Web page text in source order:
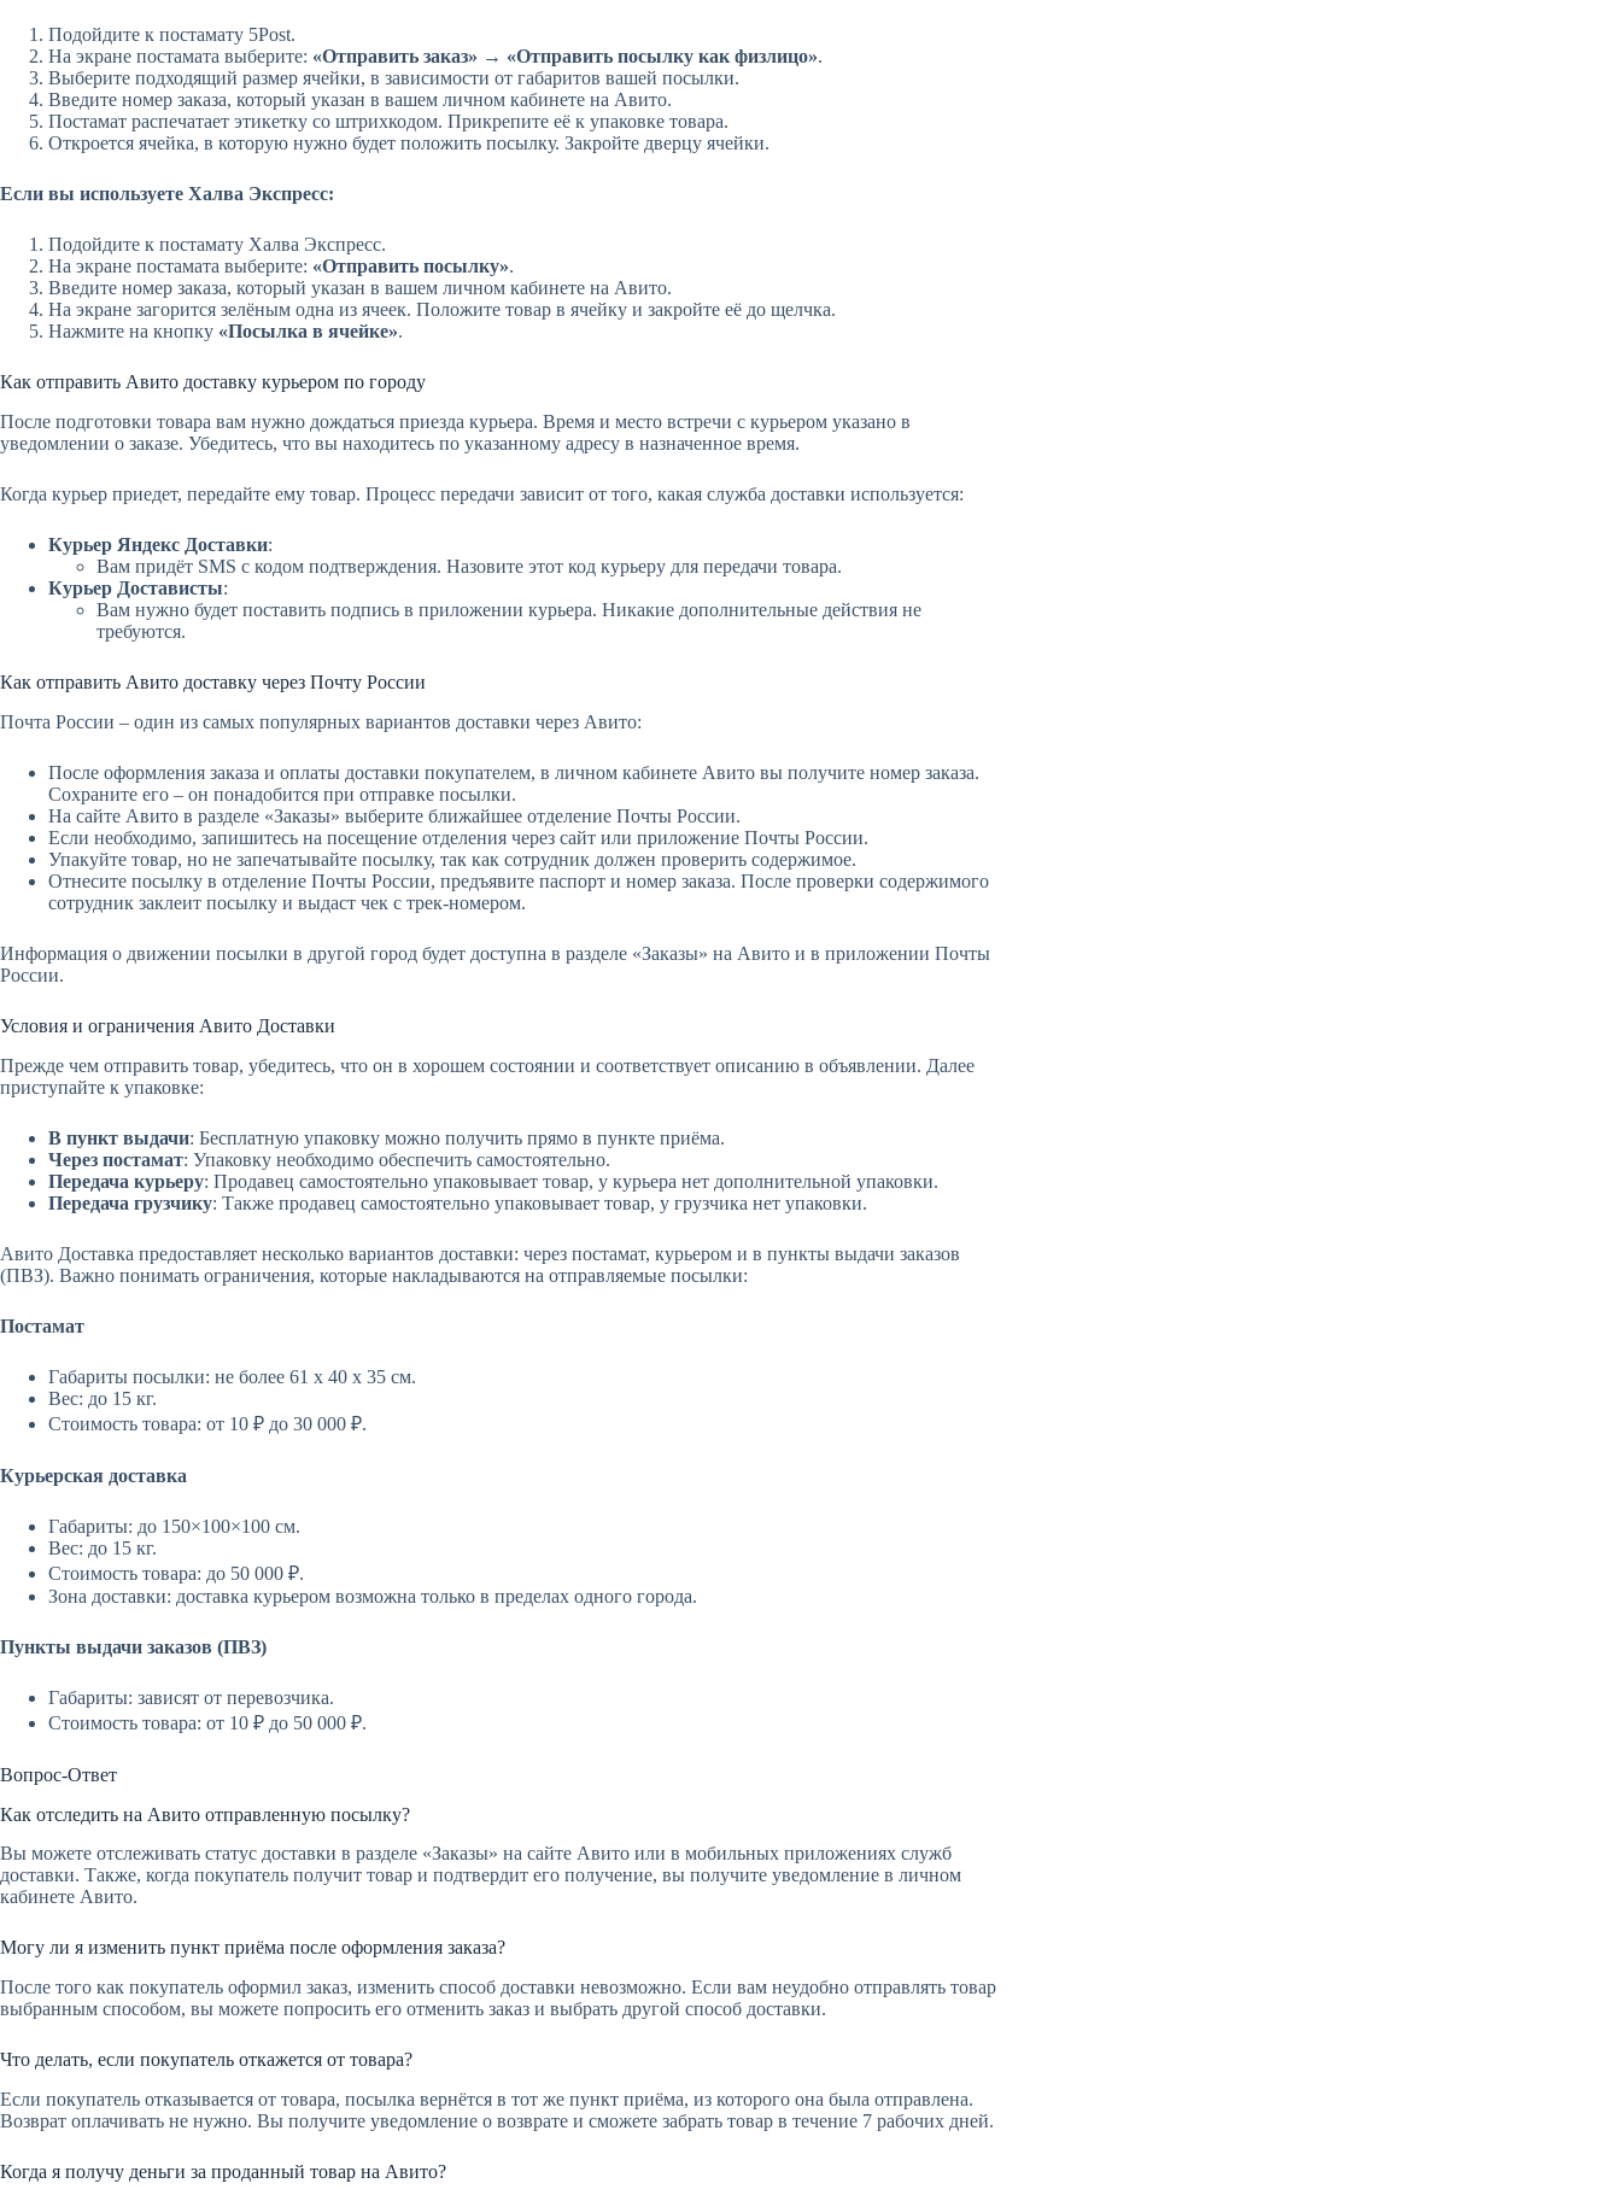
Подойдите к постамату 5Post.
На экране постамата выберите: «Отправить заказ» → «Отправить посылку как физлицо».
Выберите подходящий размер ячейки, в зависимости от габаритов вашей посылки.
Введите номер заказа, который указан в вашем личном кабинете на Авито.
Постамат распечатает этикетку со штрихкодом. Прикрепите её к упаковке товара.
Откроется ячейка, в которую нужно будет положить посылку. Закройте дверцу ячейки.
Если вы используете Халва Экспресс:
Подойдите к постамату Халва Экспресс.
На экране постамата выберите: «Отправить посылку».
Введите номер заказа, который указан в вашем личном кабинете на Авито.
На экране загорится зелёным одна из ячеек. Положите товар в ячейку и закройте её до щелчка.
Нажмите на кнопку «Посылка в ячейке».
Как отправить Авито доставку курьером по городу
После подготовки товара вам нужно дождаться приезда курьера. Время и место встречи с курьером указано в
уведомлении о заказе. Убедитесь, что вы находитесь по указанному адресу в назначенное время.
Когда курьер приедет, передайте ему товар. Процесс передачи зависит от того, какая служба доставки используется:
Курьер Яндекс Доставки:
Вам придёт SMS с кодом подтверждения. Назовите этот код курьеру для передачи товара.
Курьер Достависты:
Вам нужно будет поставить подпись в приложении курьера. Никакие дополнительные действия не
требуются.
Как отправить Авито доставку через Почту России
Почта России – один из самых популярных вариантов доставки через Авито:
После оформления заказа и оплаты доставки покупателем, в личном кабинете Авито вы получите номер заказа.
Сохраните его – он понадобится при отправке посылки.
На сайте Авито в разделе «Заказы» выберите ближайшее отделение Почты России.
Если необходимо, запишитесь на посещение отделения через сайт или приложение Почты России.
Упакуйте товар, но не запечатывайте посылку, так как сотрудник должен проверить содержимое.
Отнесите посылку в отделение Почты России, предъявите паспорт и номер заказа. После проверки содержимого
сотрудник заклеит посылку и выдаст чек с трек-номером.
Информация о движении посылки в другой город будет доступна в разделе «Заказы» на Авито и в приложении Почты
России.
Условия и ограничения Авито Доставки
Прежде чем отправить товар, убедитесь, что он в хорошем состоянии и соответствует описанию в объявлении. Далее
приступайте к упаковке:
В пункт выдачи: Бесплатную упаковку можно получить прямо в пункте приёма.
Через постамат: Упаковку необходимо обеспечить самостоятельно.
Передача курьеру: Продавец самостоятельно упаковывает товар, у курьера нет дополнительной упаковки.
Передача грузчику: Также продавец самостоятельно упаковывает товар, у грузчика нет упаковки.
Авито Доставка предоставляет несколько вариантов доставки: через постамат, курьером и в пункты выдачи заказов
(ПВЗ). Важно понимать ограничения, которые накладываются на отправляемые посылки:
Постамат
Габариты посылки: не более 61 х 40 х 35 см.
Вес: до 15 кг.
Стоимость товара: от 10 ₽ до 30 000 ₽.
Курьерская доставка
Габариты: до 150×100×100 см.
Вес: до 15 кг.
Стоимость товара: до 50 000 ₽.
Зона доставки: доставка курьером возможна только в пределах одного города.
Пункты выдачи заказов (ПВЗ)
Габариты: зависят от перевозчика.
Стоимость товара: от 10 ₽ до 50 000 ₽.
Вопрос-Ответ
Как отследить на Авито отправленную посылку?
Вы можете отслеживать статус доставки в разделе «Заказы» на сайте Авито или в мобильных приложениях служб
доставки. Также, когда покупатель получит товар и подтвердит его получение, вы получите уведомление в личном
кабинете Авито.
Могу ли я изменить пункт приёма после оформления заказа?
После того как покупатель оформил заказ, изменить способ доставки невозможно. Если вам неудобно отправлять товар
выбранным способом, вы можете попросить его отменить заказ и выбрать другой способ доставки.
Что делать, если покупатель откажется от товара?
Если покупатель отказывается от товара, посылка вернётся в тот же пункт приёма, из которого она была отправлена.
Возврат оплачивать не нужно. Вы получите уведомление о возврате и сможете забрать товар в течение 7 рабочих дней.
Когда я получу деньги за проданный товар на Авито?